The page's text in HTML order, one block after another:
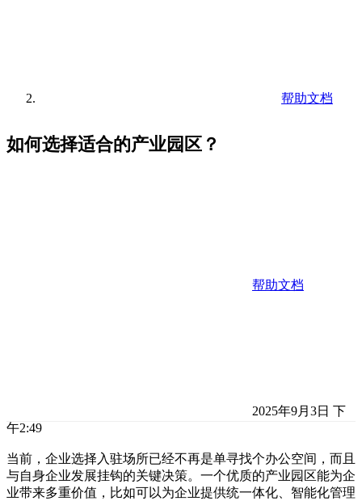
帮助文档
如何选择适合的产业园区？
帮助文档
2025年9月3日 下
午2:49
当前，企业选择入驻场所已经不再是单寻找个办公空间，而且
与自身企业发展挂钩的关键决策。一个优质的产业园区能为企
业带来多重价值，比如可以为企业提供统一体化、智能化管理